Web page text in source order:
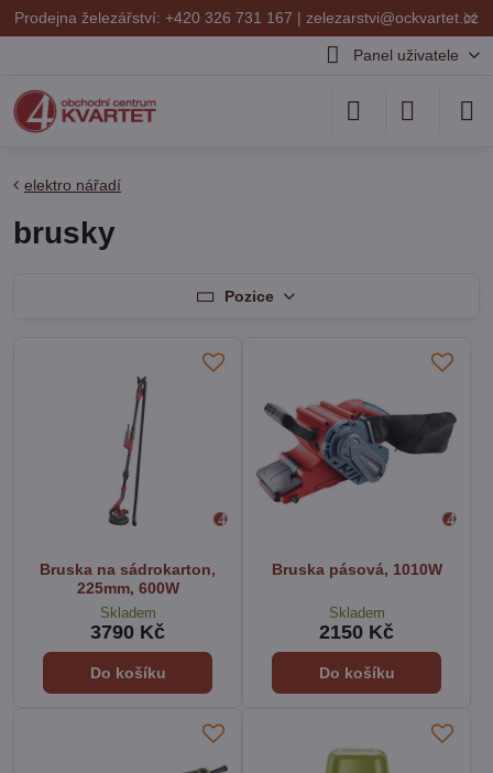
✕
Prodejna železářství: +420 326 731 167 | zelezarstvi@ockvartet.cz
Panel uživatele
elektro nářadí
brusky
Pozice
Bruska na sádrokarton,
225mm, 600W
Skladem
3790 Kč
Do košíku
Bruska pásová, 1010W
Skladem
2150 Kč
Do košíku